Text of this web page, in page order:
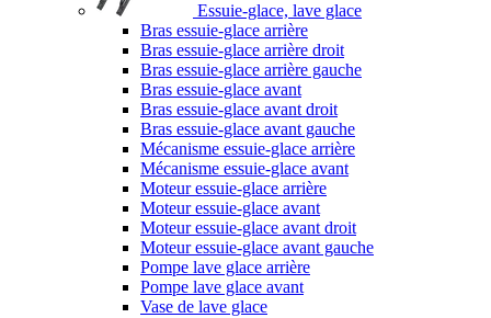
Essuie-glace, lave glace
Bras essuie-glace arrière
Bras essuie-glace arrière droit
Bras essuie-glace arrière gauche
Bras essuie-glace avant
Bras essuie-glace avant droit
Bras essuie-glace avant gauche
Mécanisme essuie-glace arrière
Mécanisme essuie-glace avant
Moteur essuie-glace arrière
Moteur essuie-glace avant
Moteur essuie-glace avant droit
Moteur essuie-glace avant gauche
Pompe lave glace arrière
Pompe lave glace avant
Vase de lave glace